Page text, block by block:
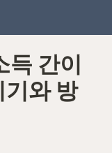
득 간이
와 방